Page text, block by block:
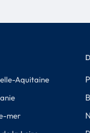
Aquitaine
mer